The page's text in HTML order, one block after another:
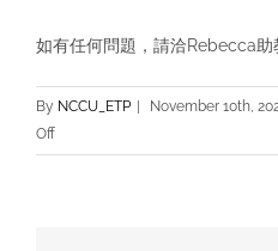
如有任何問題，請洽Rebecca助
By NCCU_ETP November 10th,
Offon
109